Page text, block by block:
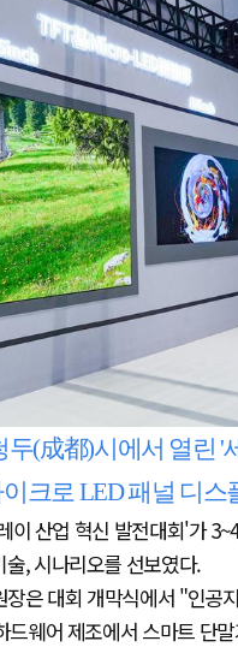
두(成都)시에서 열린
크로 LED 패널 디
산업 혁신 발전대회'가
, 시나리오를 선보였다.
은 대회 개막식에서 "인공
웨어 제조에서 스마트 단